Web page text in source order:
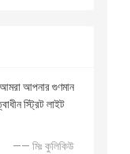
আমরা আপনার গুণমান
স্ট্রিট লাইট
—— মিঃ কুলিকিউ